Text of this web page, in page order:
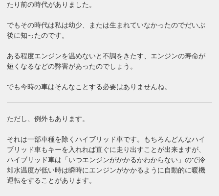
たり前の時代がありました。
でもその時代は私は幼少、または生まれていなかったのでだいぶ
後に知ったのです。
ある程度エンジンを温めないと不調をきたす、エンジンの寿命が
短くなるなどの弊害があったのでしょう。
でも今時の車はそんなことする必要はありませんね。
ただし、例外もあります。
それは一部車種を除くハイブリッド車です。もちろんどんなハイ
ブリッド車もキーを入れれば直ぐに走り出すことが出来ますが、
ハイブリッド車は「いつエンジンがかかるかわからない」ので冷
却水温度が低い時は瞬時にエンジンがかかるように自動的に暖機
運転をすることがあります。